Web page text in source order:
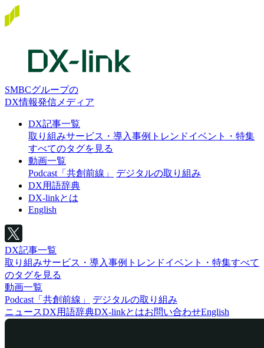
SMBCグループの
DX情報発信メディア
DX記事一覧
取り組みサービス・導入事例 トレンドイベント・特集
すべてのタグを見る
動画一覧
Podcast「共創前線」
デジタルの取り組み
DX用語辞典
DX-linkとは
English
DX記事一覧
取り組みサービス・導入事例 トレンドイベント・特集すべて
のタグを見る
動画一覧
Podcast「共創前線」
デジタルの取り組み
ニュースDX用語辞典DX-linkとはお問い合わせEnglish